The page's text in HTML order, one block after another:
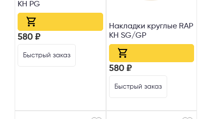
KH PG
580 ₽
Быстрый заказ
Накладки круглые RAP
KH SG/GP
580 ₽
Быстрый заказ